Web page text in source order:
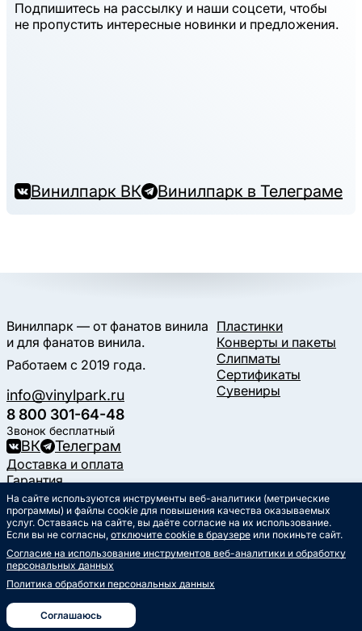
Подпишитесь на рассылку и наши соцсети, чтобы
не пропустить интересные новинки и предложения.
Винилпарк ВК Винилпарк в Телеграме
Винилпарк — от фанатов винила
и для фанатов винила.
Работаем с 2019 года.
info@vinylpark.ru
8 800 301-64-48
Звонок бесплатный
ВК Телеграм
Пластинки
Конверты и пакеты
Слипматы
Сертификаты
Сувениры
Доставка и оплата
Гарантия
Контакты
Статьи
Музыкальный календарь
Документы
Публичная оферта
Политика обработки
Согласие на обработкуперсональных данных
На сайте используются инструменты веб-аналитики (метрические
программы) и файлы cookie для повышения качества оказываемых
услуг. Оставаясь на сайте, вы даёте согласие на их использование.
Если вы не согласны, отключите cookie в браузере или покиньте сайт.
Согласие на использование инструментов веб-аналитики и обработку
персональных данных
Политика обработки персональных данных
Соглашаюсь